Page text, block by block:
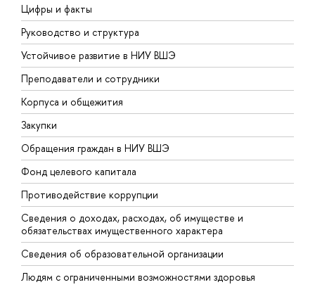
Цифры и факты
Руководство и структура
Устойчивое развитие в НИУ ВШЭ
Преподаватели и сотрудники
Корпуса и общежития
Закупки
Обращения граждан в НИУ ВШЭ
Фонд целевого капитала
Противодействие коррупции
Сведения о доходах, расходах, об имуществе и
обязательствах имущественного характера
Сведения об образовательной организации
Людям с ограниченными возможностями здоровья